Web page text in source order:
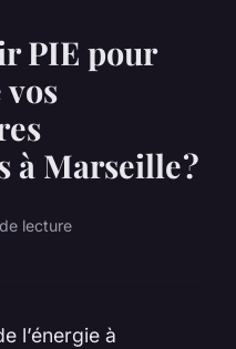
PIE pour
à Marseille ?
lecture
l’énergie à